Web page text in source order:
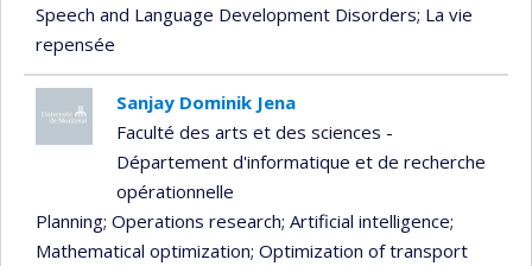
Speech and Language Development Disorders; La vie
repensée
Sanjay Dominik Jena
Faculté des arts et des sciences -
Département d'informatique et de recherche
opérationnelle
Planning; Operations research; Artificial intelligence;
Mathematical optimization; Optimization of transport